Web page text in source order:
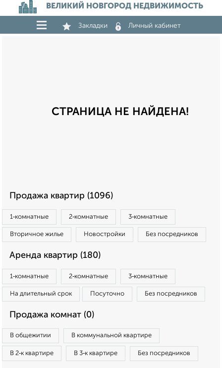
ВЕЛИКИЙ НОВГОРОД НЕДВИЖИМОСТЬ
Закладки Личный кабинет
СТРАНИЦА НЕ НАЙДЕНА!
Продажа квартир (1096)
1‑комнатные 2‑комнатные 3‑комнатные
Вторичное жилье Новостройки Без посредников
Аренда квартир (180)
1‑комнатные 2‑комнатные 3‑комнатные
На длительный срок Посуточно Без посредников
Продажа комнат (0)
В общежитии В коммунальной квартире
В 2‑к квартире В 3‑к квартире Без посредников